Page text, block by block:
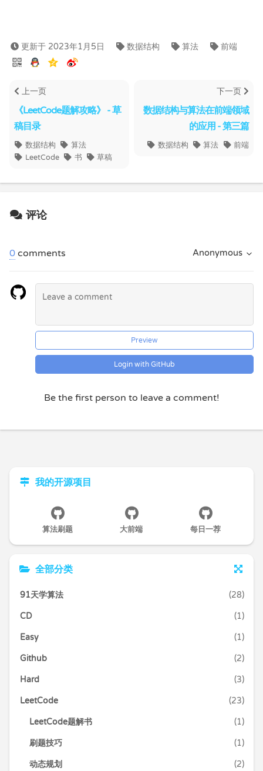
更新于 2023年1月5日 数据结构 算法 前端
上一页
《LeetCode题解攻略》 - 草
稿目录
数据结构
算法
LeetCode
书 草稿
下一页
数据结构与算法在前端领域
的应用 - 第三篇
数据结构 算法 前端
评论
0 comments Anonymous
Preview
Login with GitHub
Be the first person to leave a comment!
我的开源项目
算法刷题 大前端 每日一荐
全部分类
91天学算法 (28)
CD (1)
Easy (1)
Github (2)
Hard (3)
LeetCode (23)
LeetCode题解书 (1)
刷题技巧 (1)
动态规划 (2)